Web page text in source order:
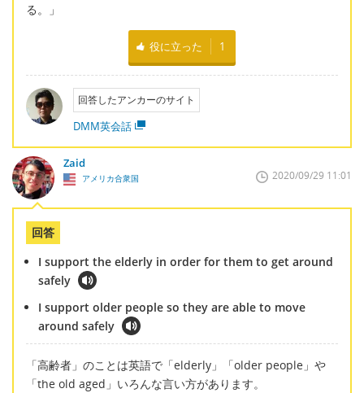
る。」
役に立った 1
回答したアンカーのサイト
DMM英会話
Zaid
アメリカ合衆国 2020/09/29 11:01
回答
I support the elderly in order for them to get around
safely
I support older people so they are able to move
around safely
「高齢者」のことは英語で「elderly」「older people」や
「the old aged」いろんな言い方があります。